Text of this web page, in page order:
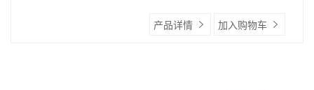
产品详情 加入购物车